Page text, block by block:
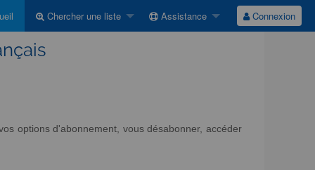
Chercher une liste Assistance Connexion
options d'abonnement, vous désabonner, accéder